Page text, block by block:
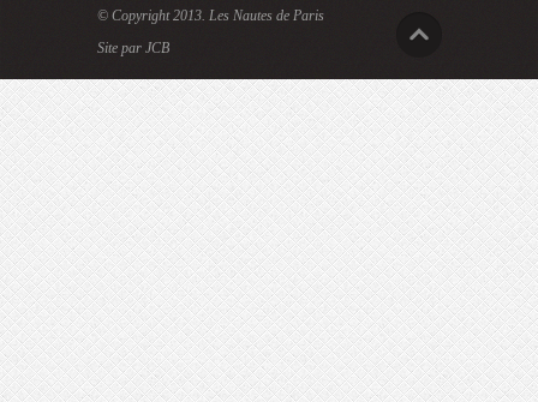
© Copyright 2013. Les Nautes de Paris
Site par JCB